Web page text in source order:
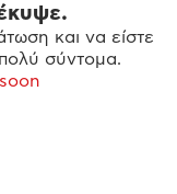
και να είστε
σύντομα.